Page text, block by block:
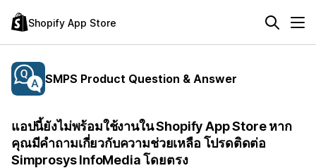
Shopify App Store
SMPS Product Question & Answer
แอปนี้ยังไม่พร้อมใช้งานใน Shopify App Store หาก
คุณมีคำถามเกี่ยวกับความช่วยเหลือ โปรดติดต่อ
Simprosys InfoMedia โดยตรง